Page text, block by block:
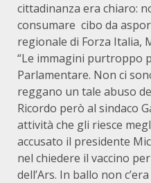
cittadinanza era chiaro:
consumare cibo da
regionale di Forza Italia,
“Le immagini purtroppo
Parlamentare. Non ci
reggano un tale abuso
Ricordo però al sindaco
attività che gli riesce
accusato il presidente
nel chiedere il vaccino
dell’Ars. In ballo non